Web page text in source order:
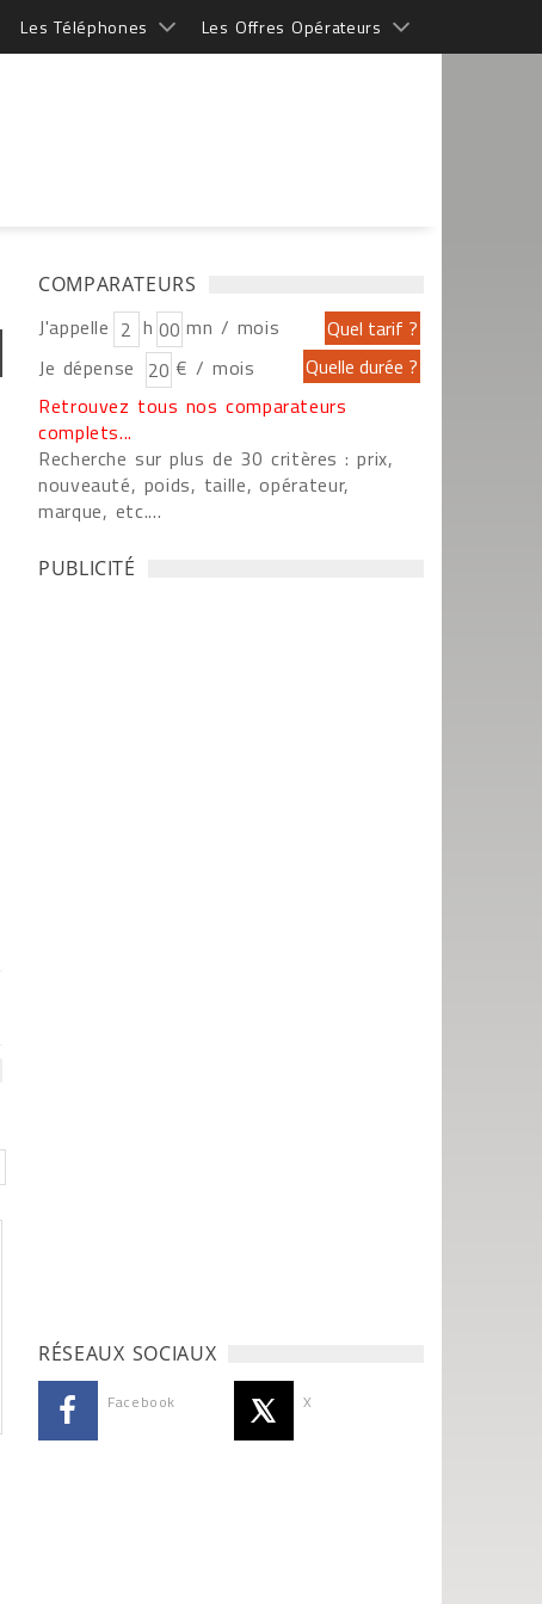
Les Téléphones Les Offres Opérateurs
COMPARATEURS
J'appelle h
mn / mois
Je dépense
€ / mois
Retrouvez tous nos comparateurs
complets...
Recherche sur plus de 30 critères : prix,
nouveauté, poids, taille, opérateur,
marque, etc....
PUBLICITÉ
RÉSEAUX SOCIAUX
Facebook X